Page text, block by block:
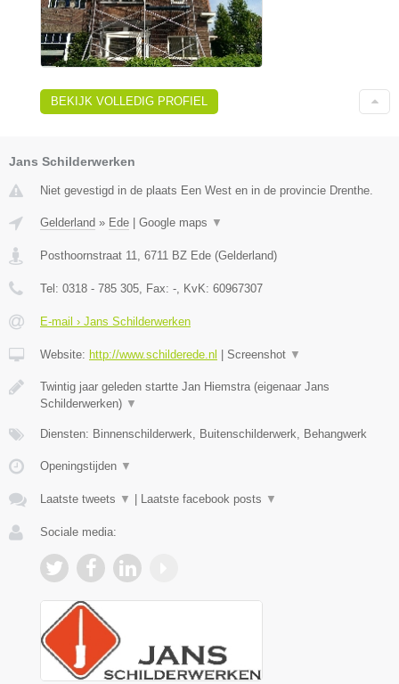
BEKIJK VOLLEDIG PROFIEL
Jans Schilderwerken
Niet gevestigd in de plaats Een West en in de provincie Drenthe.
Gelderland » Ede Google maps ▼
Posthoornstraat 11 6711 BZ Ede (Gelderland)
Tel: 0318 - 785 305 , Fax: - , KvK: 60967307
E-mail › Jans Schilderwerken
Website: http://www.schilderede.nl Screenshot ▼
Twintig jaar geleden startte Jan Hiemstra (eigenaar Jans
Schilderwerken) ▼
Diensten: Binnenschilderwerk, Buitenschilderwerk, Behangwerk
Openingstijden ▼
Laatste tweets ▼ Laatste facebook posts ▼
Sociale media: